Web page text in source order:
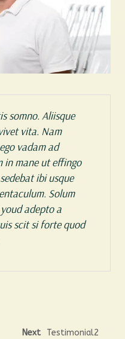
somno. Aliisque
vita. Nam
vadam ad
in mane ut effingo
ibi usque
Solum
adepto a
scit si forte quod
Next Testimonial2